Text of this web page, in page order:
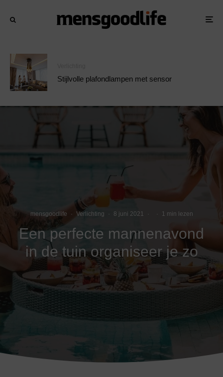
Stijlvolle plafondlampen met sensor
mensgoodlife · Verlichting · 8 juni 2021 · · 1 min lezen
Een perfecte mannenavond
in de tuin organiseer je zo